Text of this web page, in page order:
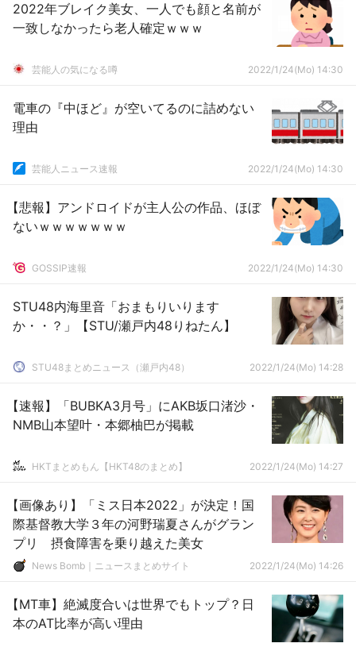
2022年ブレイク美女、一人でも顔と名前が
一致しなかったら老人確定ｗｗｗ
芸能人の気になる噂 2022/1/24(Mo) 14:30
電車の『中ほど』が空いてるのに詰めない
理由
芸能人ニュース速報 2022/1/24(Mo) 14:30
【悲報】アンドロイドが主人公の作品、ほぼ
ないｗｗｗｗｗｗｗ
GOSSIP速報 2022/1/24(Mo) 14:30
STU48内海里音「おまもりいります
か・・？」【STU/瀬戸内48りねたん】
STU48まとめニュース（瀬戸内48） 2022/1/24(Mo) 14:28
【速報】「BUBKA3月号」にAKB坂口渚沙・
NMB山本望叶・本郷柚巴が掲載
HKTまとめもん【HKT48のまとめ】 2022/1/24(Mo) 14:27
【画像あり】「ミス日本2022」が決定！国
際基督教大学３年の河野瑞夏さんがグラン
プリ 摂食障害を乗り越えた美女
News Bomb｜ニュースまとめサイト 2022/1/24(Mo) 14:26
【MT車】絶滅度合いは世界でもトップ？日
本のAT比率が高い理由